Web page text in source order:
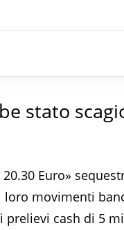
stato
Euro»
loro movimenti
cash di 5